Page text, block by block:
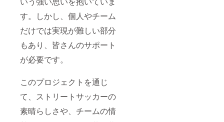
す。しかし、個人やチーム
だけでは実現が難しい部分
もあり、皆さんのサポート
が必要です。
このプロジェクトを通じ
て、ストリートサッカーの
素晴らしさや、チームの情